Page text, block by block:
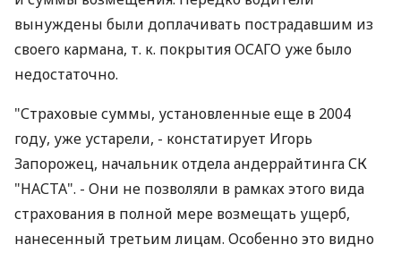
вынуждены были доплачивать пострадавшим из
своего кармана, т. к. покрытия ОСАГО уже было
недостаточно.
"Страховые суммы, установленные еще в 2004
году, уже устарели, - констатирует Игорь
Запорожец, начальник отдела андеррайтинга СК
"НАСТА". - Они не позволяли в рамках этого вида
страхования в полной мере возмещать ущерб,
нанесенный третьим лицам. Особенно это видно